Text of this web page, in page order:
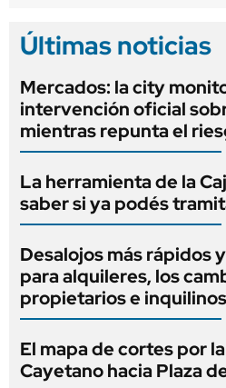
Últimas noticias
Mercados: la city
intervención oficial
mientras repunta el
La herramienta de la
saber si ya podés
Desalojos más rápidos
para alquileres, los
propietarios e
El mapa de cortes por
Cayetano hacia Plaza